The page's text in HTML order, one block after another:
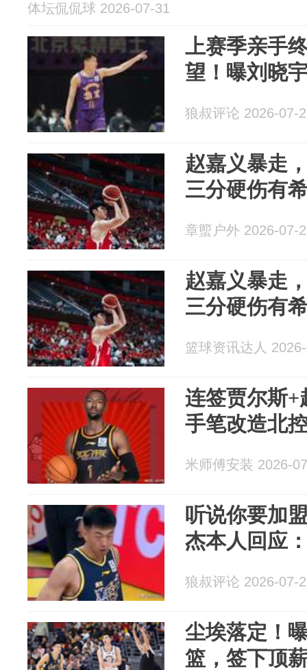
体坛侃侃球 2026-07-31
上赛季亲手
望！曝刘晓
狼叔评论 2026-07-
赵嘉义暴走
三分硬伤有
章蠞户外 2026-07-
赵嘉义暴走
三分硬伤有
篮球资讯达人
连签贾尔斯+
手笔改造北
米师傅安装 2026-
听说你要加
杰本人回应
狼叔评论 2026-07-
尘埃落定！
篮，签下顶